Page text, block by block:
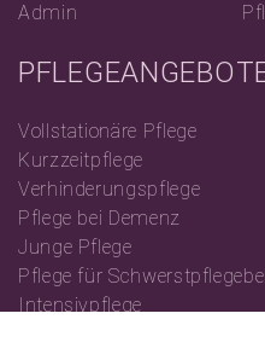
Admin
Vollstationäre Pflege
Kurzzeitpflege
Verhinderungspflege
Pflege bei Demenz
Junge Pflege
Pflege für
Intensivpflege